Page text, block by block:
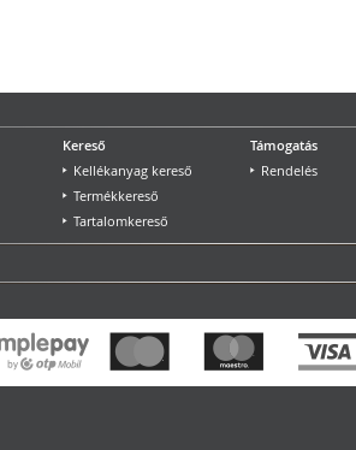
Kereső
Kellékanyag kereső
Termékkereső
Tartalomkereső
Támogatás
Rendelés